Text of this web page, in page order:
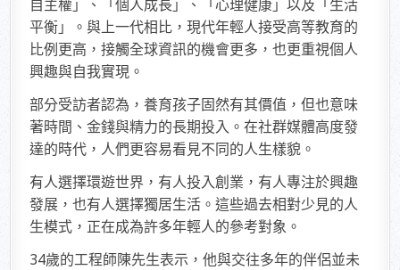
自主權」、「個人成長」、「心理健康」以及「生活
平衡」。與上一代相比，現代年輕人接受高等教育的
比例更高，接觸全球資訊的機會更多，也更重視個人
興趣與自我實現。
部分受訪者認為，養育孩子固然有其價值，但也意味
著時間、金錢與精力的長期投入。在社群媒體高度發
達的時代，人們更容易看見不同的人生樣貌。
有人選擇環遊世界，有人投入創業，有人專注於興趣
發展，也有人選擇獨居生活。這些過去相對少見的人
生模式，正在成為許多年輕人的參考對象。
34歲的工程師陳先生表示，他與交往多年的伴侶並未